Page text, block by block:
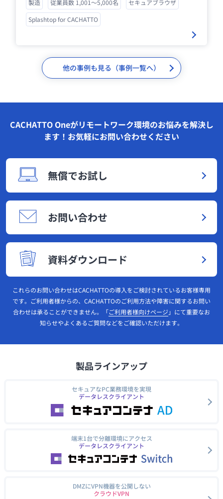
製造 従業員数 1,001～5,000名
セキュアブラウザ
Splashtop for CACHATTO
他の事例も見る（事例一覧へ）
CACHATTO Oneがリモートワーク環境のお悩みを解決し
ます！お気軽にお問い合わせください
無償でお試し
お問い合わせ
資料ダウンロード
これらのお問い合わせはCACHATTOの導入をご検討されているお客様専用
です。ご利用者様からの、CACHATTOのご利用方法や障害に関するお問い
合わせは承ることができません。「ご利用者様向けページ 」にて重要なお
知らせやよくあるご質問などをご確認いただけます。
製品ラインアップ
セキュアなPC業務環境を実現
データレスクライアント
端末1台で分離環境にアクセス
データレスクライアント
DMZにVPN機器を公開しない
クラウドVPN